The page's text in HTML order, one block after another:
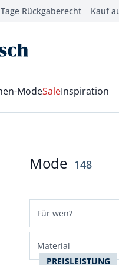
Rückgaberecht Kauf
Runter Taste
ModeSaleInspiration
Mode 148
Für wen?
Damen
Material
PREISLEISTUNG